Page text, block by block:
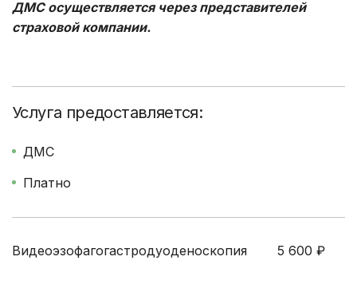
ДМС осуществляется через представителей
страховой компании.
Услуга предоставляется:
ДМС
Платно
Видеоэзофагогастродуоденоскопия 5 600 ₽